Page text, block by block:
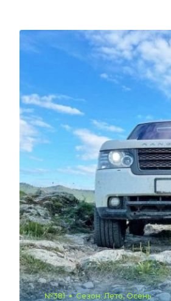
№381 Сезон: Лето, Осень